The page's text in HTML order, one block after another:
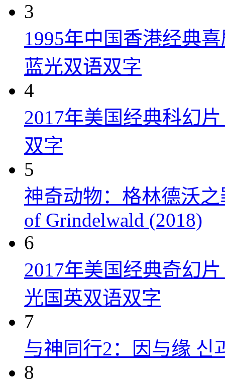
3
1995年中国香港经典
蓝光双语双字
4
2017年美国经典科幻
双字
5
神奇动物：格林德沃之
of Grindelwald (2018)
6
2017年美国经典奇幻
光国英双语双字
7
与神同行2：因与缘 신
8